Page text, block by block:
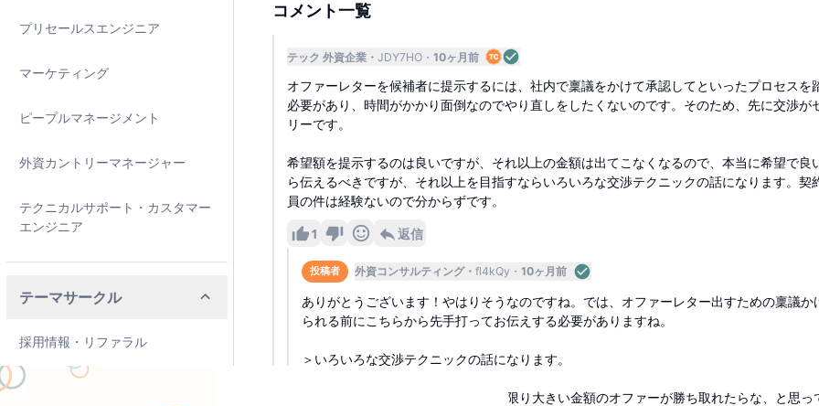
プリセールスエンジニア
マーケティング
ピープルマネージメント
外資カントリーマネージャー
テクニカルサポート・カスタマー
エンジニア
テーマサークル
採用情報・リファラル
副業
コメント一覧
テック 外資企業 JDY7HO 10ヶ月前
オファーレターを候補者に提示するには、社内で稟議をかけて承認してといったプロセスを
必要があり、時間がかかり面倒なのでやり直しをしたくないのです。そのため、先に交渉が
リーです。
希望額を提示するのは良いですが、それ以上の金額は出てこなくなるので、本当に希望で良
ら伝えるべきですが、それ以上を目指すならいろいろな交渉テクニックの話になります。契
員の件は経験ないので分からずです。
1 返信
投稿者 外資コンサルティング fl4kQy 10ヶ月前
ありがとうございます！やはりそうなのですね。では、オファーレター出すための稟議か
られる前にこちらから先手打ってお伝えする必要がありますね。
＞いろいろな交渉テクニックの話になります。
不安定な雇用にはなるので、できる限り大きい金額のオファーが勝ち取れたらな、と思っ